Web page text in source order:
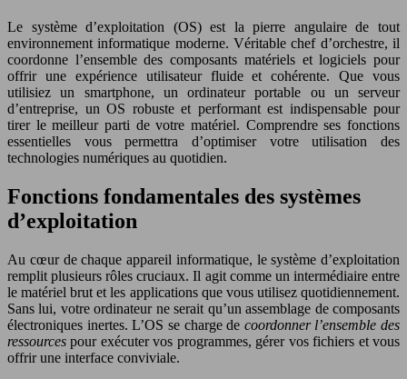
Le système d’exploitation (OS) est la pierre angulaire de tout
environnement informatique moderne. Véritable chef d’orchestre, il
coordonne l’ensemble des composants matériels et logiciels pour
offrir une expérience utilisateur fluide et cohérente. Que vous
utilisiez un smartphone, un ordinateur portable ou un serveur
d’entreprise, un OS robuste et performant est indispensable pour
tirer le meilleur parti de votre matériel. Comprendre ses fonctions
essentielles vous permettra d’optimiser votre utilisation des
technologies numériques au quotidien.
Fonctions fondamentales des systèmes
d’exploitation
Au cœur de chaque appareil informatique, le système d’exploitation
remplit plusieurs rôles cruciaux. Il agit comme un intermédiaire entre
le matériel brut et les applications que vous utilisez quotidiennement.
Sans lui, votre ordinateur ne serait qu’un assemblage de composants
électroniques inertes. L’OS se charge de coordonner l’ensemble des
ressourcespour exécuter vos programmes, gérer vos fichiers et vous
offrir une interface conviviale.